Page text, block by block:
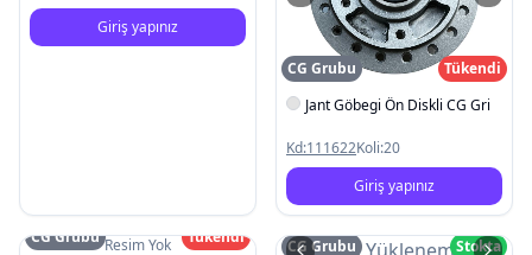
Giriş yapınız
CG Grubu
Tükendi
Jant Göbegi Ön Diskli CG Gri
Kd:111622Koli:20
Giriş yapınız
Resim Yok
CG Grubu
Tükendi
CG Grubu
Stokta